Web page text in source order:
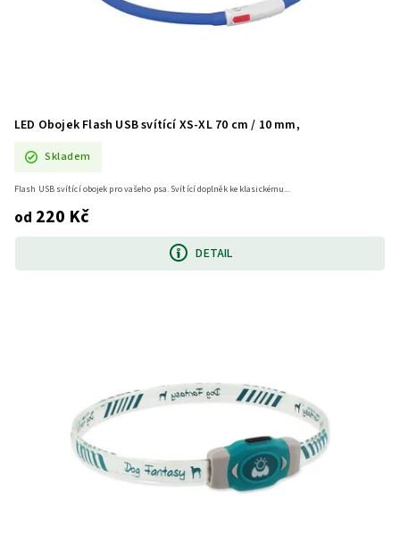
LED Obojek Flash USB svítící XS-XL 70 cm / 10 mm,
Skladem
od 220 Kč
DETAIL
Flash USB svítící obojek pro vašeho psa. Svítící doplněk ke klasickému...